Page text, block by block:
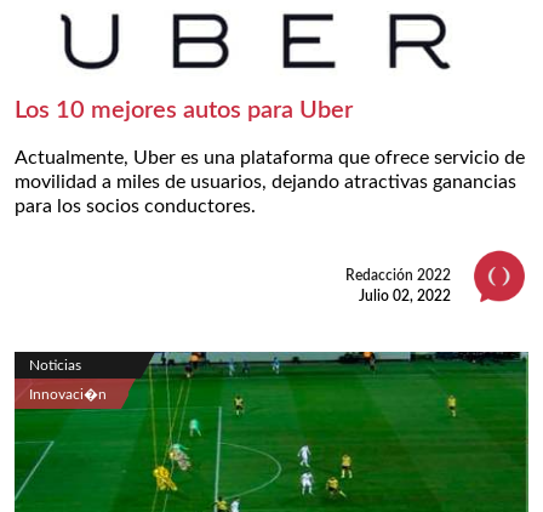
Los 10 mejores autos para Uber
Actualmente, Uber es una plataforma que ofrece servicio de
movilidad a miles de usuarios, dejando atractivas ganancias
para los socios conductores.
Redacción 2022
Julio 02, 2022
Noticias
Innovaci�n